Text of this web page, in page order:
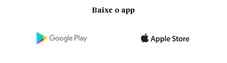
Baixe o app